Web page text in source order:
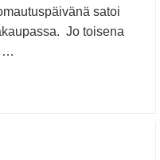
satoi
Jo toisena
…